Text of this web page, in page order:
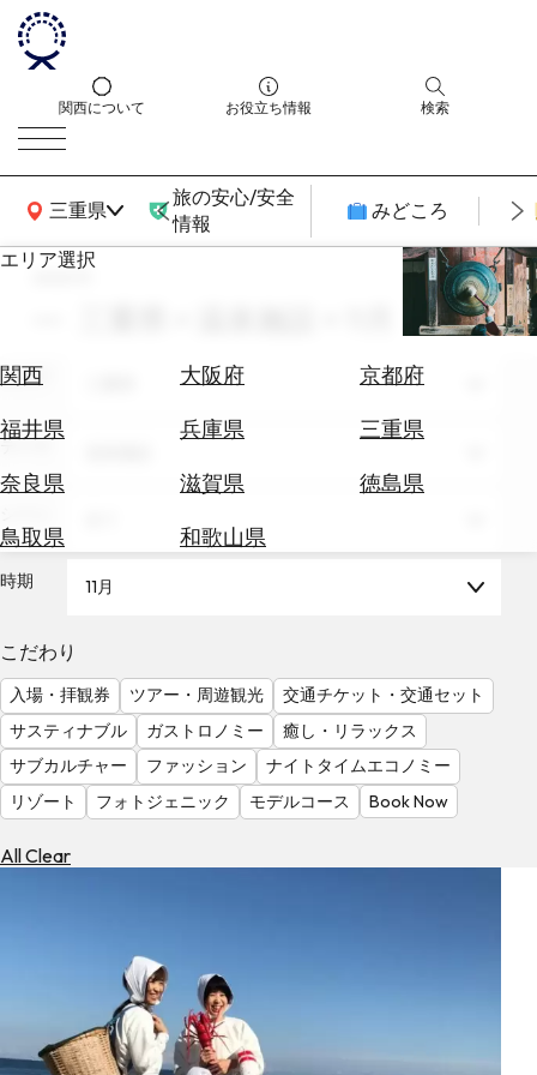
関西について お役立ち情報 検索
三重県
関西広域MAP
旅の安心/安全
情報
みどころ
エリア選択
関西 大阪府
京都府
福井県
兵庫県
三重県
奈良県
滋賀県
徳島県
鳥取県
和歌山県
エ
券
テ
を
調
べ
る
天
気
を
見
る
search
エリア
テーマ
時期 11月
こだわり
入場・拝観券 ツアー・周遊観光
交通チケット・交通セット
サスティナブル
ガストロノミー
癒し・リラックス
サブカルチャー
ファッション
ナイトタイムエコノミー
リゾート
フォトジェニック モデルコース Book Now
All Clear